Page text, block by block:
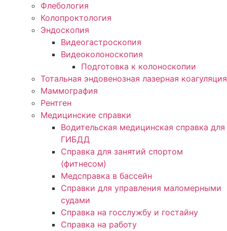
Флебология
Колопроктология
Эндоскопия
Видеогастроскопия
Видеоколоноскопия
Подготовка к колоноскопии
Тотальная эндовенозная лазерная коагуляция
Маммография
Рентген
Медицинские справки
Водительская медицинская справка для
ГИБДД
Справка для занятий спортом
(фитнесом)
Медсправка в бассейн
Справки для управления маломерными
судами
Справка на госслужбу и гостайну
Справка на работу